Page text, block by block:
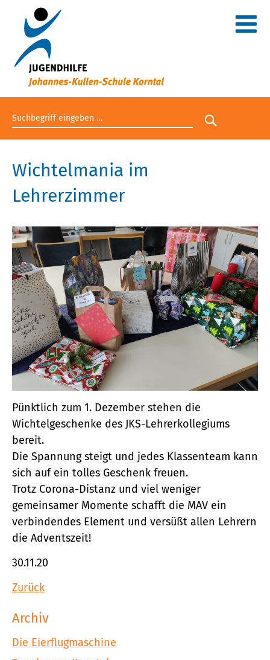
Suchbegriff eingeben
Suche
Wichtelmania im
Lehrerzimmer
Pünktlich zum 1. Dezember stehen die
Wichtelgeschenke des JKS-Lehrerkollegiums
bereit.
Die Spannung steigt und jedes Klassenteam kann
sich auf ein tolles Geschenk freuen.
Trotz Corona-Distanz und viel weniger
gemeinsamer Momente schafft die MAV ein
verbindendes Element und versüßt allen Lehrern
die Adventszeit!
30.11.20
Zurück
Archiv
Die Eierflugmaschine